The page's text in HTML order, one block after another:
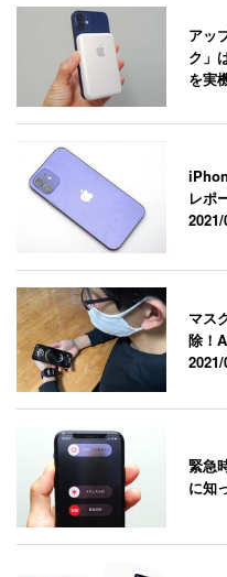
アッ
ク」
を実
レポ
マス
除！
緊急
に知